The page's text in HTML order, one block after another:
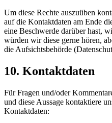
Um diese Rechte auszuüben
auf die Kontaktdaten am Ende
eine Beschwerde darüber hast,
würden wir diese gerne hören,
die Aufsichtsbehörde
10. Kontaktdaten
Für Fragen und/oder
und diese Aussage kontaktiere
Kontaktdaten: